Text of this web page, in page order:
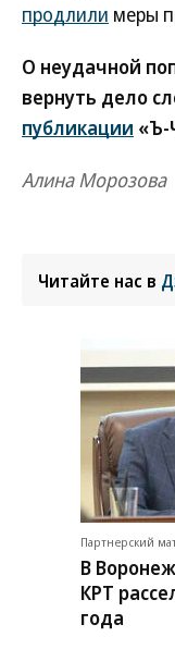
продлили меры
О неудачной
вернуть дело
публикации «Ъ-
Алина Морозова
Читайте нас в
Партнерский
В
КРТ
года